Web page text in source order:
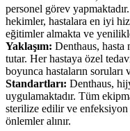
personel görev
hekimler, hastalara en iyi
eğitimler almakta ve
Yaklaşım: Denthaus, hasta
tutar. Her hastaya özel
boyunca hastaların
Standartları: Denthaus,
uygulamaktadır. Tüm
sterilize edilir ve
önlemler alınır.